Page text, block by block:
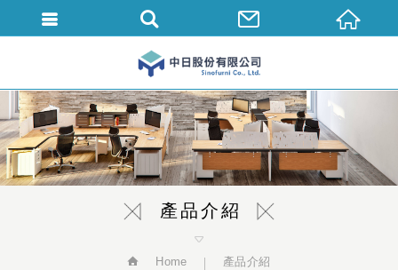
產品介紹
Home 產品介紹
繁體中文